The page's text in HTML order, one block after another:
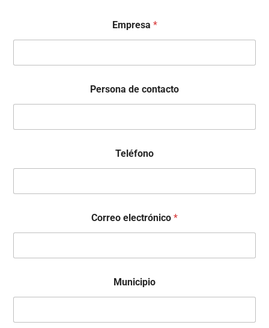
Empresa *
Persona de contacto
Teléfono
Correo electrónico *
Municipio